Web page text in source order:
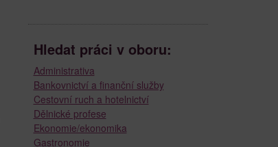
Hledat práci v oboru:
Administrativa
Bankovnictví a finanční služby
Cestovní ruch a hotelnictví
Dělnické profese
Ekonomie/ekonomika
Gastronomie